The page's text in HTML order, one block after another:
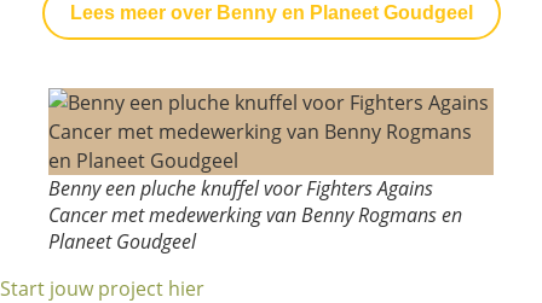
Lees meer over Benny en Planeet Goudgeel
Benny een pluche knuffel voor Fighters Agains
Cancer met medewerking van Benny Rogmans en
Planeet Goudgeel
Start jouw project hier